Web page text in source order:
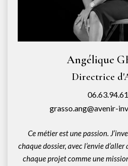
NOTRE
Notre
Notre
Nos
Nous
Estimer
Angélique
Directrice
grasso.ang@avenir-
Ce métier est une passion.
chaque dossier, avec l’envie
chaque projet comme une